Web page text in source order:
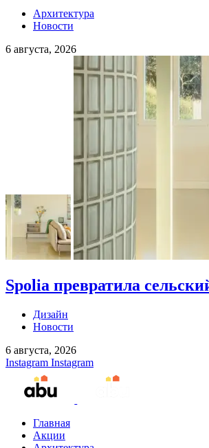
Архитектура
Новости
6 августа, 2026
Spolia превратила
Дизайн
Новости
6 августа, 2026
Instagram Instagram
Главная
Акции